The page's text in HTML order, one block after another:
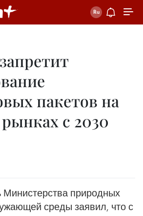
пакетов на
с 2030
Министерства природных
среды заявил, что с